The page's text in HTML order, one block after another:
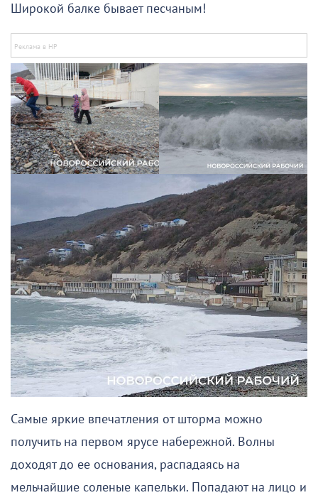
Широкой балке бывает песчаным!
Самые яркие впечатления от шторма можно
получить на первом ярусе набережной. Волны
доходят до ее основания, распадаясь на
мельчайшие соленые капельки. Попадают на лицо и